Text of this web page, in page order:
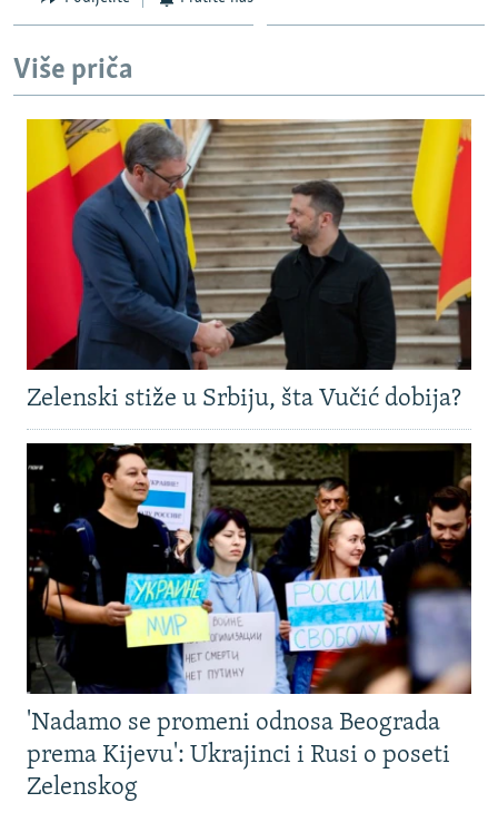
Više priča
Zelenski stiže u Srbiju, šta Vučić dobija?
'Nadamo se promeni odnosa Beograda
prema Kijevu': Ukrajinci i Rusi o poseti
Zelenskog